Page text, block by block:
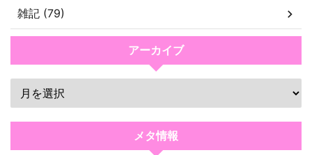
雑記 (79)
アーカイブ
メタ情報